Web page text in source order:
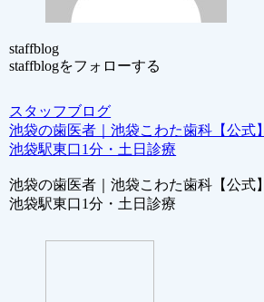
staffblog
staffblogをフォローする
スタッフブログ
池袋の歯医者｜池袋こわた歯科【公式】
池袋駅東口1分・土日診療
池袋の歯医者｜池袋こわた歯科【公式】
池袋駅東口1分・土日診療